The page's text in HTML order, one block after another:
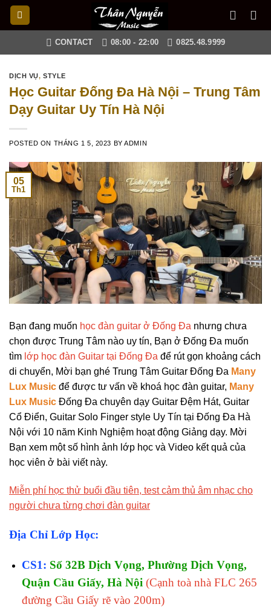
Skip
CONTACT 08:00 - 22:00 0825.48.9999
DỊCH VỤ,STYLE
Học Guitar Đống Đa Hà Nội – Trung Tâm
Dạy Guitar Uy Tín Hà Nội
POSTED ON THÁNG 1 5, 2023 BYADMIN
05
Th1
Bạn đang muốn học đàn guitar ở Đống Đa nhưng chưa
chọn được Trung Tâm nào uy tín, Bạn ở Đống Đa muốn
tìm lớp học đàn Guitar tại Đống Đa để rút gọn khoảng cách
di chuyển, Mời bạn ghé Trung Tâm Guitar Đống Đa Many
Lux Music để được tư vấn về khoá học đàn guitar, Many
Lux Music Đống Đa chuyên dạy Guitar Đệm Hát, Guitar
Cổ Điển, Guitar Solo Finger style Uy Tín tại Đống Đa Hà
Nội với 10 năm Kinh Nghiệm hoạt động Giảng dạy. Mời
Bạn xem một số hình ảnh lớp học và Video kết quả của
học viên ở bài viết này.
Miễn phí học thử buổi đầu tiên, test cảm thủ âm nhạc cho
người chưa từng chơi đàn guitar
Địa Chỉ Lớp Học:
CS1: Số 32B Dịch Vọng, Phường Dịch Vọng,
Quận Cầu Giấy, Hà Nội (Cạnh toà nhà FLC 265
đường Cầu Giấy rẽ vào 200m)